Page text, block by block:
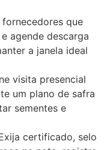
fornecedores que
e agende descarga
a janela ideal
visita presencial
um plano de safra
sementes e
certificado, selo